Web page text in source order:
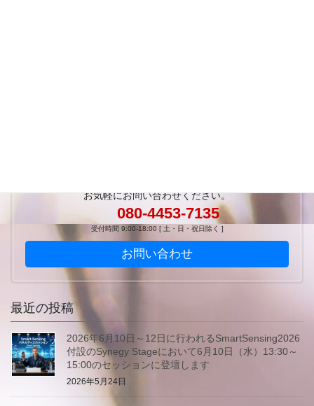
お気軽にお問い合わせください。
080-4453-7135
受付時間 9:00-18:00 [ 土・日・祝日除く ]
お問い合わせ
最近の投稿
2026年6月10日～12日に行われるSmartSensing2026
付設のSynegy Stageにおいて6月10日（水）13:30～
15:00のセッションに登壇します
2026年5月24日